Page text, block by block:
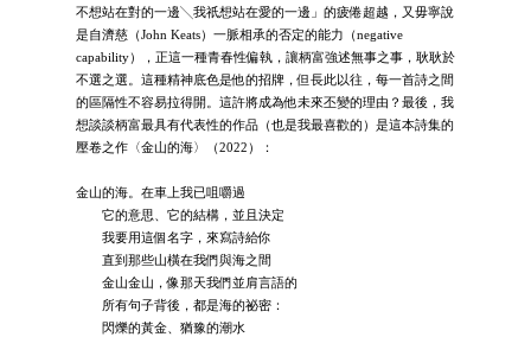
不想站在對的一邊╲我祇想站在愛的一邊」的疲倦超越，又毋寧說
是自濟慈（John Keats）一脈相承的否定的能力（negative
capability），正這一種青春性偏執，讓柄富強述無事之事，耿耿於
不選之選。這種精神底色是他的招牌，但長此以往，每一首詩之間
的區隔性不容易拉得開。這許將成為他未來丕變的理由？最後，我
想談談柄富最具有代表性的作品（也是我最喜歡的）是這本詩集的
壓卷之作〈金山的海〉（2022）：
金山的海。在車上我已咀嚼過
它的意思、它的結構，並且決定
我要用這個名字，來寫詩給你
直到那些山橫在我們與海之間
金山金山，像那天我們並肩言語的
所有句子背後，都是海的祕密：
閃爍的黃金、猶豫的潮水